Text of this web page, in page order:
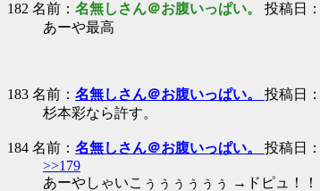
182 名前： 名無しさん＠お腹いっぱい。 投稿日
あーや最高
183 名前： 名無しさん＠お腹いっぱい。 投稿日
杉本彩なら許す。
184 名前： 名無しさん＠お腹いっぱい。 投稿日
>>179
あーやしゃいこぅぅぅぅぅぅ →ドピュ！！